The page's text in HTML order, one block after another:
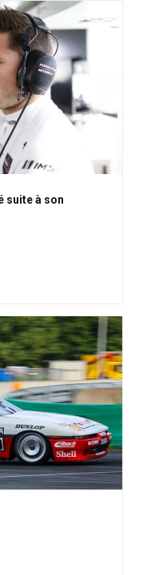
suite à son